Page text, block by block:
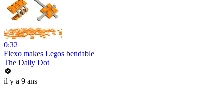
0:32
Flexo makes Legos bendable
The Daily Dot
il y a 9 ans